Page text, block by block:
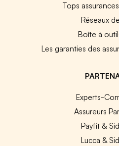
Tops
Réseaux
Boîte à
Les garanties des
Experts-
Assureurs
Payfit &
Lucca &